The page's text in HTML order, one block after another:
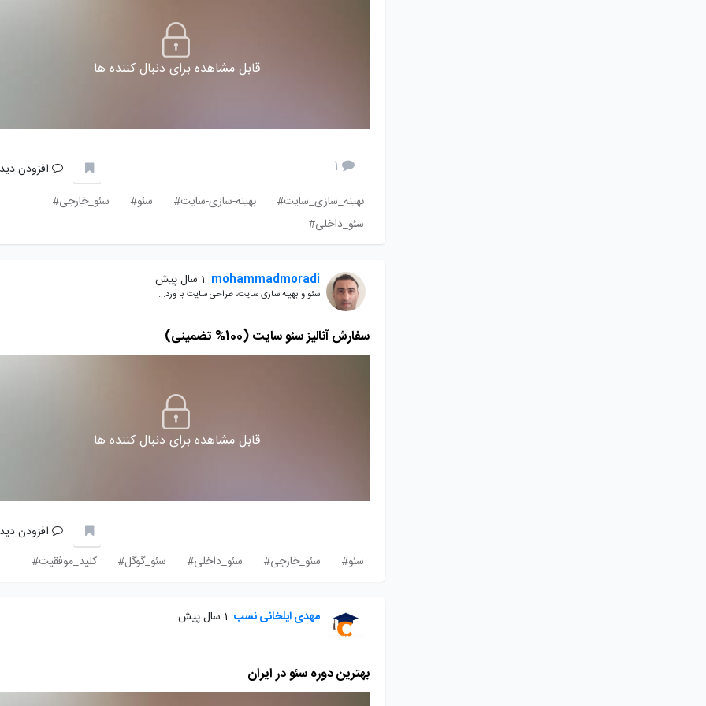
قابل مشاهده برای دنبال کننده ها
1
افزودن
بهینه_سازی_سایت#
بهینه-سازی-سایت# سئو#
سئو_خارجی#
سئو_داخلی#
mohammadmoradi 1 سال پیش
سئو و بهینه سازی سایت، طراحی سایت با ورد...
سفارش آنالیز سئو سایت (100% تضمینی)
قابل مشاهده برای دنبال کننده ها
افزودن
سئو#
سئو_خارجی# سئو_داخلی# سئو_گوگل# کلید_موفقیت#
مهدی ایلخانی نسب 1 سال پیش
بهترین دوره سئو در ایران